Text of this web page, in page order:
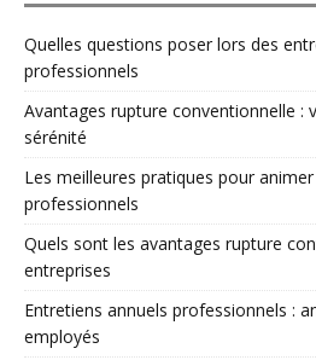
Quelles questions poser lors des
professionnels
Avantages rupture conventionnelle :
sérénité
Les meilleures pratiques pour
professionnels
Quels sont les avantages rupture
entreprises
Entretiens annuels professionnels :
employés